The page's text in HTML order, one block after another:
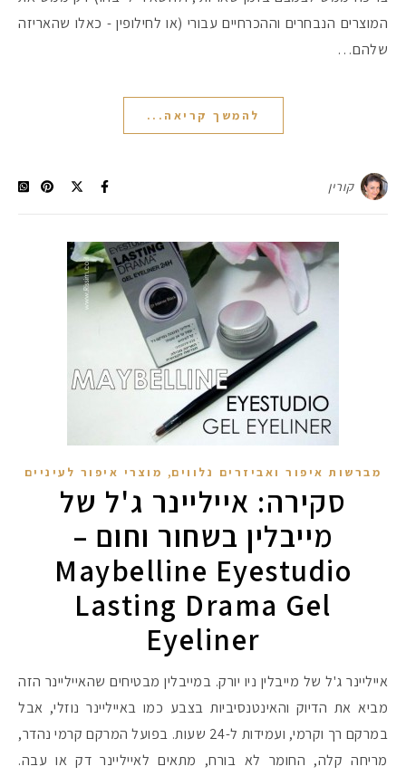
המוצרים הנבחרים וההכרחיים עבורי (או לחילופין - כאלו שהאריזה
שלהם…
להמשך קריאה...
קורין
מברשות איפור ואביזרים נלווים, מוצרי איפור לעיניים
סקירה: אייליינר ג'ל של
מייבלין בשחור וחום –
Maybelline Eyestudio
Lasting Drama Gel
Eyeliner
אייליינר ג'ל של מייבלין ניו יורק. במייבלין מבטיחים שהאייליינר הזה
מביא את הדיוק והאינטנסיביות בצבע כמו באייליינר נוזלי, אבל
במרקם רך וקרמי, ועמידות ל-24 שעות. בפועל המרקם קרמי נהדר,
מריחה קלה, החומר לא בורח, מתאים לאייליינר דק או עבה.